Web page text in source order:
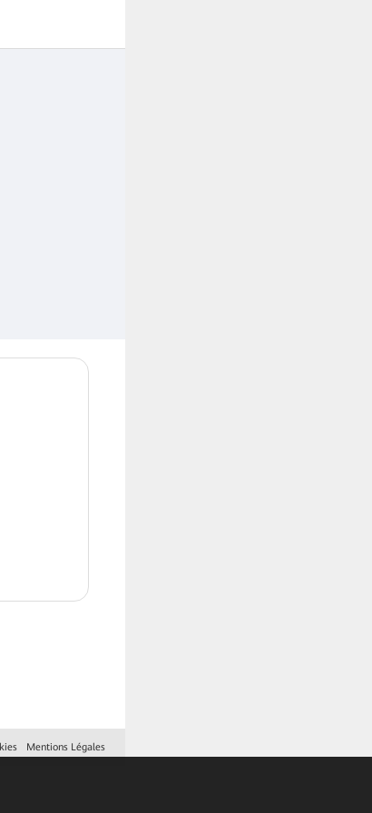
Mentions Légales